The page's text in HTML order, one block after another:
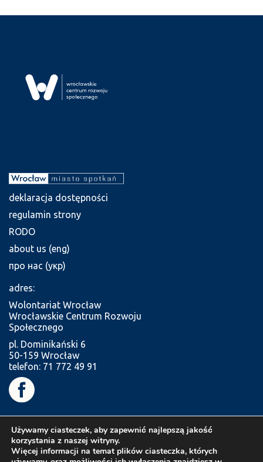
deklaracja dostępności
regulamin strony
RODO
about us (eng)
про нас (укр)
adres:
Wolontariat Wrocław
Wrocławskie Centrum Rozwoju
Społecznego
pl. Dominikański 6
50-159 Wrocław
telefon: 71 772 49 91
Używamy ciasteczek, aby zapewnić najlepszą jakość
korzystania z naszej witryny.
Więcej informacji na temat plików ciasteczka, których